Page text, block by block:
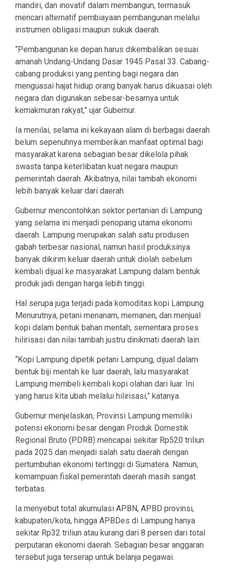
mandiri, dan inovatif dalam membangun, termasuk
mencari alternatif pembiayaan pembangunan melalui
instrumen obligasi maupun sukuk daerah.
“Pembangunan ke depan harus dikembalikan sesuai
amanah Undang-Undang Dasar 1945 Pasal 33. Cabang-
cabang produksi yang penting bagi negara dan
menguasai hajat hidup orang banyak harus dikuasai oleh
negara dan digunakan sebesar-besarnya untuk
kemakmuran rakyat,” ujar Gubernur.
Ia menilai, selama ini kekayaan alam di berbagai daerah
belum sepenuhnya memberikan manfaat optimal bagi
masyarakat karena sebagian besar dikelola pihak
swasta tanpa keterlibatan kuat negara maupun
pemerintah daerah. Akibatnya, nilai tambah ekonomi
lebih banyak keluar dari daerah.
Gubernur mencontohkan sektor pertanian di Lampung
yang selama ini menjadi penopang utama ekonomi
daerah. Lampung merupakan salah satu produsen
gabah terbesar nasional, namun hasil produksinya
banyak dikirim keluar daerah untuk diolah sebelum
kembali dijual ke masyarakat Lampung dalam bentuk
produk jadi dengan harga lebih tinggi.
Hal serupa juga terjadi pada komoditas kopi Lampung.
Menurutnya, petani menanam, memanen, dan menjual
kopi dalam bentuk bahan mentah, sementara proses
hilirisasi dan nilai tambah justru dinikmati daerah lain.
“Kopi Lampung dipetik petani Lampung, dijual dalam
bentuk biji mentah ke luar daerah, lalu masyarakat
Lampung membeli kembali kopi olahan dari luar. Ini
yang harus kita ubah melalui hilirisasi,” katanya.
Gubernur menjelaskan, Provinsi Lampung memiliki
potensi ekonomi besar dengan Produk Domestik
Regional Bruto (PDRB) mencapai sekitar Rp520 triliun
pada 2025 dan menjadi salah satu daerah dengan
pertumbuhan ekonomi tertinggi di Sumatera. Namun,
kemampuan fiskal pemerintah daerah masih sangat
terbatas.
Ia menyebut total akumulasi APBN, APBD provinsi,
kabupaten/kota, hingga APBDes di Lampung hanya
sekitar Rp32 triliun atau kurang dari 8 persen dari total
perputaran ekonomi daerah. Sebagian besar anggaran
tersebut juga terserap untuk belanja pegawai.